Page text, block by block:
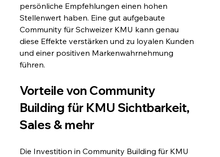
persönliche Empfehlungen einen hohen
Stellenwert haben. Eine gut aufgebaute
Community für Schweizer KMU kann genau
diese Effekte verstärken und zu loyalen Kunden
und einer positiven Markenwahrnehmung
führen.
Vorteile von Community
Building für KMU Sichtbarkeit,
Sales & mehr
Die Investition in Community Building für KMU